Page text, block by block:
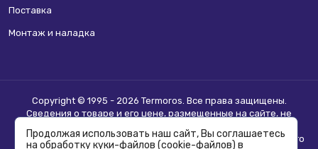
Поставка
Монтаж и наладка
Copyright © 1995 - 2026 Termoros. Все права защищены.
Сведения о товаре и его цене, размещенные на сайте, не
Информацию о возможности приобретения соответствующего
Продолжая использовать наш сайт, Вы соглашаетесь
на обработку куки-файлов (cookie-файлов) в